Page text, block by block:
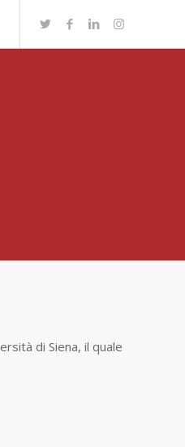
di Siena, il quale